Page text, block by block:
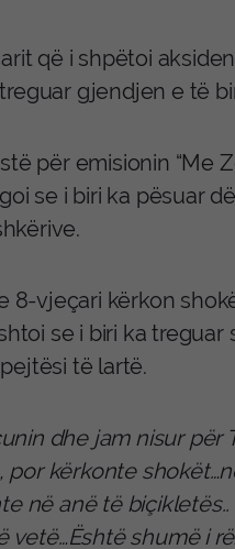
që i shpëtoi
gjendjen e të
për emisionin “Me
se i biri ka pësuar
8-vjeçari kërkon
se i biri ka
të lartë.
dhe jam nisur
por kërkonte
në anë të
vetë…Është shumë i